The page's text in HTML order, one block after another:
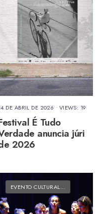
DE ABRIL DE 2026 • VIEWS: 19
É Tudo
anuncia júri
2026
EVENTO CULTURAL
•